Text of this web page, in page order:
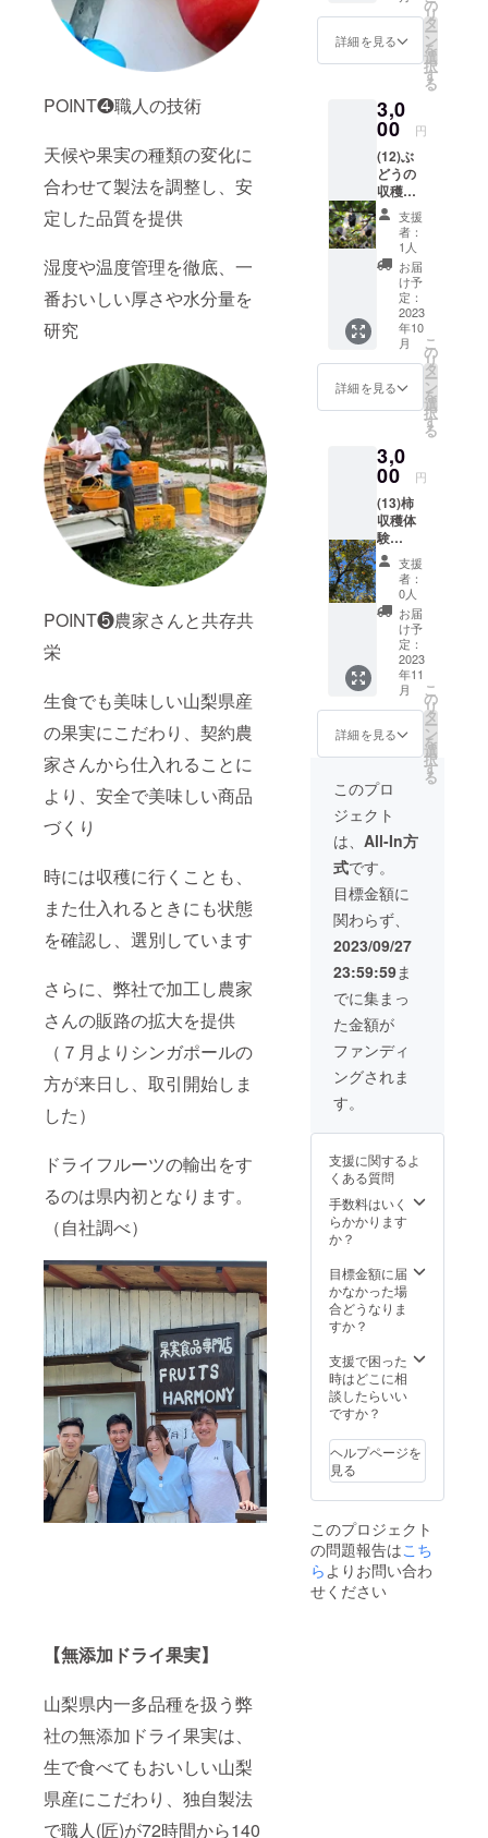
POINT❹職人の技術
天候や果実の種類の変化に
合わせて製法を調整し、安
定した品質を提供
湿度や温度管理を徹底、一
番おいしい厚さや水分量を
研究
POINT❺農家さんと共存共
栄
生食でも美味しい山梨県産
の果実にこだわり、契約農
家さんから仕入れることに
より、安全で美味しい商品
づくり
時には収穫に行くことも、
また仕入れるときにも状態
を確認し、選別しています
さらに、弊社で加工し農家
さんの販路の拡大を提供
（７月よりシンガポールの
方が来日し、取引開始しま
した）
ドライフルーツの輸出をす
るのは県内初となります。
（自社調べ）
【無添加ドライ果実】
山梨県内一多品種を扱う弊
社の無添加ドライ果実は、
生で食べてもおいしい山梨
県産にこだわり、独自製法
で職人(匠)が72時間から140
ます。
上はT
シャツ
ん。 弊
社工場
山梨市
上石森
301)に
直接、
来社頂
きたい
と思い
ます。
弊社は
駐車場
も十分
確保し
り、車
での来
ませ
ん。電
車でお
越しの
支援者
様は、
中央本
線の山
梨市駅
下車、
徒歩20
分とな
りま
す。 ま
た、日
いて
は、支
から
メール
を頂
き、個
別に日
程調整
をした
いと考
えてい
ます。
日程に
ついて
は10月
中、フ
レキシ
ブルに
対応で
きると
お、交
通費や
宿泊等
をなさ
る支援
者様に
の費用
は全て
自費で
ます。
クリー
ム以外
て乾燥
は可能
です。
ただ
し、仕
上がり
につい
て、弊
社で
行った
事のな
い食品
につい
て支援
者様の
満足す
るもの
保証で
きかね
ますの
で、そ
の旨ご
了承く
ださ
い。
果した
桃は全
てお持
ち帰り
けま
す） 午
前中1時
間ほ
ど） ※
桃では
ありま
せん、
桃の赤
ちゃん
です。
本体験
につい
て、弊
社(山梨
県山梨
市上石
そこか
ら弊社
スタッ
フが自
社農場
にお連
れ致し
ます。
弊社は
駐車場
も十分
確保し
てお
り、車
での来
社も問
題あり
車でお
支援者
様は、
中央本
線の山
梨市駅
下車、
徒歩20
分とな
す。 予
約方法
につき
まして
メール
にてご
連絡の
せてい
ただき
ます。
何日か
日にち
を出す
いただ
ければ
とおも
定は受
け付け
られま
せんの
承くだ
さい。
交通
費、宿
つきま
しても
費用は
ご負担
詳細を見る
の
リ
タ
ー
ン
を
選
択
す
る
3,0
00 円
(12)ぶ
どうの
収穫体
験
（2023
年、9月
下旬か
ら10月
予定
交通費
実費
収穫し
たぶど
うは
（約２
房）1kg
帰りい
ただけ
ます）
午前中
１時間
ほど 本
体験に
つい
て、弊
社(山梨
県山梨
市上石
森301)
に集合
頂き、
そこか
ら弊社
社農場
にお連
れ致し
ます。
弊社は
駐車場
も十分
確保し
てお
り、車
での来
社も問
題あり
ませ
ん。電
車でお
越しの
支援者
線の山
梨市駅
下車、
徒歩20
分とな
りま
につき
まして
メール
やりと
りをさ
せてい
ただき
何日か
日にち
を出す
ので、
いただ
ければ
とおも
いま
す。 指
支援
者：
1人
お届
け予
定：
2023
年10
月
詳細を見る
こ
の
リ
タ
ー
ン
を
選
択
す
る
3,0
00 円
(13)柿
収穫体
験
（2023
年11月
ごろ予
定 交
通費実
費、収
穫した
柿は3kg
までお
持ち帰
りいた
だけま
す） 午
前中１
時間ほ
ど 本体
験につ
いて、
弊社(山
梨県山
梨市上
石森
301)に
集合頂
き、そ
こから
弊社ス
タッフ
が自社
農場に
お連れ
社は駐
十分確
保して
おり、
車での
来社も
りませ
ん。電
車でお
越しの
様は、
中央本
線の山
梨市駅
徒歩20
分とな
りま
す。 予
につき
まして
メール
にてご
連絡の
支援
者：
0人
お届
け予
定：
2023
年11
月
詳細を見る
こ
の
リ
タ
ー
ン
を
選
択
す
る
このプロ
ジェクト
は、 All-In方
式です。
目標金額に
関わらず、
2023/09/27
23:59:59ま
でに集まっ
た金額が
ファンディ
ングされま
す。
支援に関するよ
くある質問
手数料はいく
らかかります
か？
目標金額に届
かなかった場
合どうなりま
すか？
支援で困った
時はどこに相
談したらいい
ですか？
ヘルプページを
見る
このプロジェクト
の問題報告はこち
らよりお問い合わ
せください